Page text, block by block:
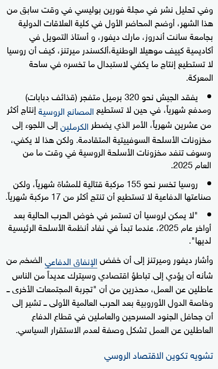
وفي تحليل نشر في مجلة فورين بوليسي في وقت سابق من
هذا الشهر، أوضح المحاضر الأول في كلية العلاقات الدولية
بجامعة سانت أندروز، مارك ديفور، و أستاذ التمويل في
أكاديمية كييف موهيلا الوطنية،ألكسندر ميرتنز، كيف أن روسيا
لا تستطيع إنتاج ما يكفي لاستبدال ما تخسره في ساحة
المعركة.
يفقد الجيش نحو 320 برميل متفجر (قذائف دبابات)
ومدفع شهرياً، في حين لا تستطيع المصانع الروسيةإنتاج أكثر
من عشرين شهرياً، الأمر الذي يضطر الكرملينإلى اللجوء إلى
مخزونات الأسلحة السوفييتية المتقادمة. ولكن هذا لا يكفي،
وسوف تنفد مخزونات الأسلحة الروسية في وقت ما من
العام 2025.
روسيا تخسر نحو 155 مركبة قتالية للمشاة شهرياً، ولكن
صناعتها الدفاعية لا تستطيع أن تنتج أكثر من 17 مركبة شهرياً.
"لا يمكن لروسيا أن تستمر في خوض الحرب الحالية بعد
أواخر عام 2025، عندما تبدأ في نفاد أنظمة الأسلحة الرئيسية
لديها".
وأشار ديفور وميرتنز إلى أن خفضالإنفاق الدفاعيالضخم من
شأنه أن يؤدي إلى تباطؤ اقتصادي وسيترك عديداً من الناس
عاطلين عن العمل، محذرين من أن "تجربة المجتمعات الأخرى ــ
وخاصة الدول الأوروبية بعد الحرب العالمية الأولى ــ تشير إلى
أن جحافل الجنود المسرحين والعاملين في قطاع الدفاع
العاطلين عن العمل تشكل وصفة لعدم الاستقرار السياسي.
تشويه تكوين الاقتصاد الروسي